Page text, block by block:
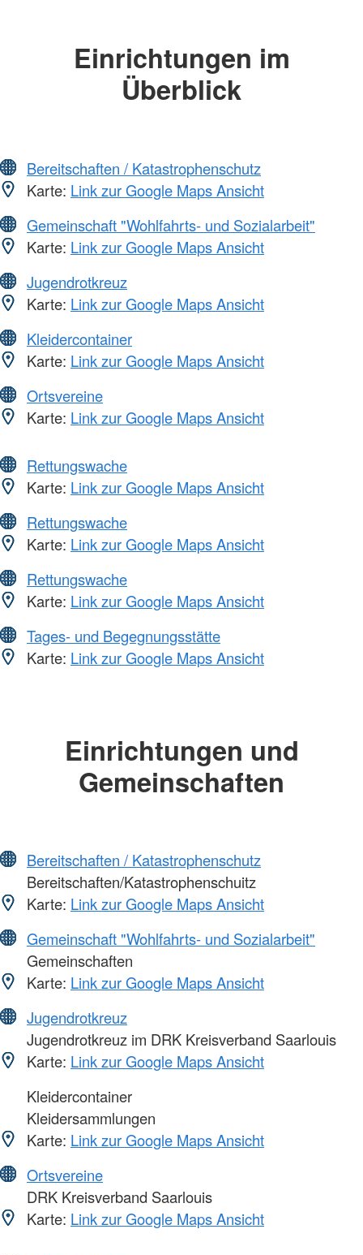
Einrichtungen im
Überblick
Bereitschaften / Katastrophenschutz
Karte: Link zur Google Maps Ansicht
Gemeinschaft "Wohlfahrts- und Sozialarbeit"
Karte: Link zur Google Maps Ansicht
Jugendrotkreuz
Karte: Link zur Google Maps Ansicht
Kleidercontainer
Karte: Link zur Google Maps Ansicht
Ortsvereine
Karte: Link zur Google Maps Ansicht
Rettungswache
Karte: Link zur Google Maps Ansicht
Rettungswache
Karte: Link zur Google Maps Ansicht
Rettungswache
Karte: Link zur Google Maps Ansicht
Tages- und Begegnungsstätte
Karte: Link zur Google Maps Ansicht
Einrichtungen und
Gemeinschaften
Bereitschaften / Katastrophenschutz
Bereitschaften/Katastrophenschuitz
Karte: Link zur Google Maps Ansicht
Gemeinschaft "Wohlfahrts- und Sozialarbeit"
Gemeinschaften
Karte: Link zur Google Maps Ansicht
Jugendrotkreuz
Jugendrotkreuz im DRK Kreisverband Saarlouis
Karte: Link zur Google Maps Ansicht
Kleidercontainer
Kleidersammlungen
Karte: Link zur Google Maps Ansicht
Ortsvereine
DRK Kreisverband Saarlouis
Karte: Link zur Google Maps Ansicht